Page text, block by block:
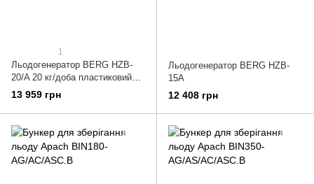
1
Льодогенератор BERG HZB-
20/A 20 кг/доба пластиковий
корпус
13 959 грн
Льодогенератор BERG HZB-
15A
12 408 грн